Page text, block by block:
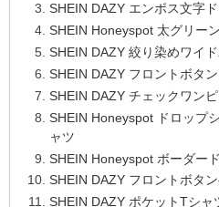
SHEIN DAZY エンボス文字
SHEIN Honeyspot 太グリー
SHEIN DAZY 絞り染めワイ
SHEIN DAZY フロントボタ
SHEIN DAZY チェックワン
SHEIN Honeyspot ドロップ
ャツ
SHEIN Honeyspot ボーダー
SHEIN DAZY フロントボタ
SHEIN DAZY ポケットTシャ